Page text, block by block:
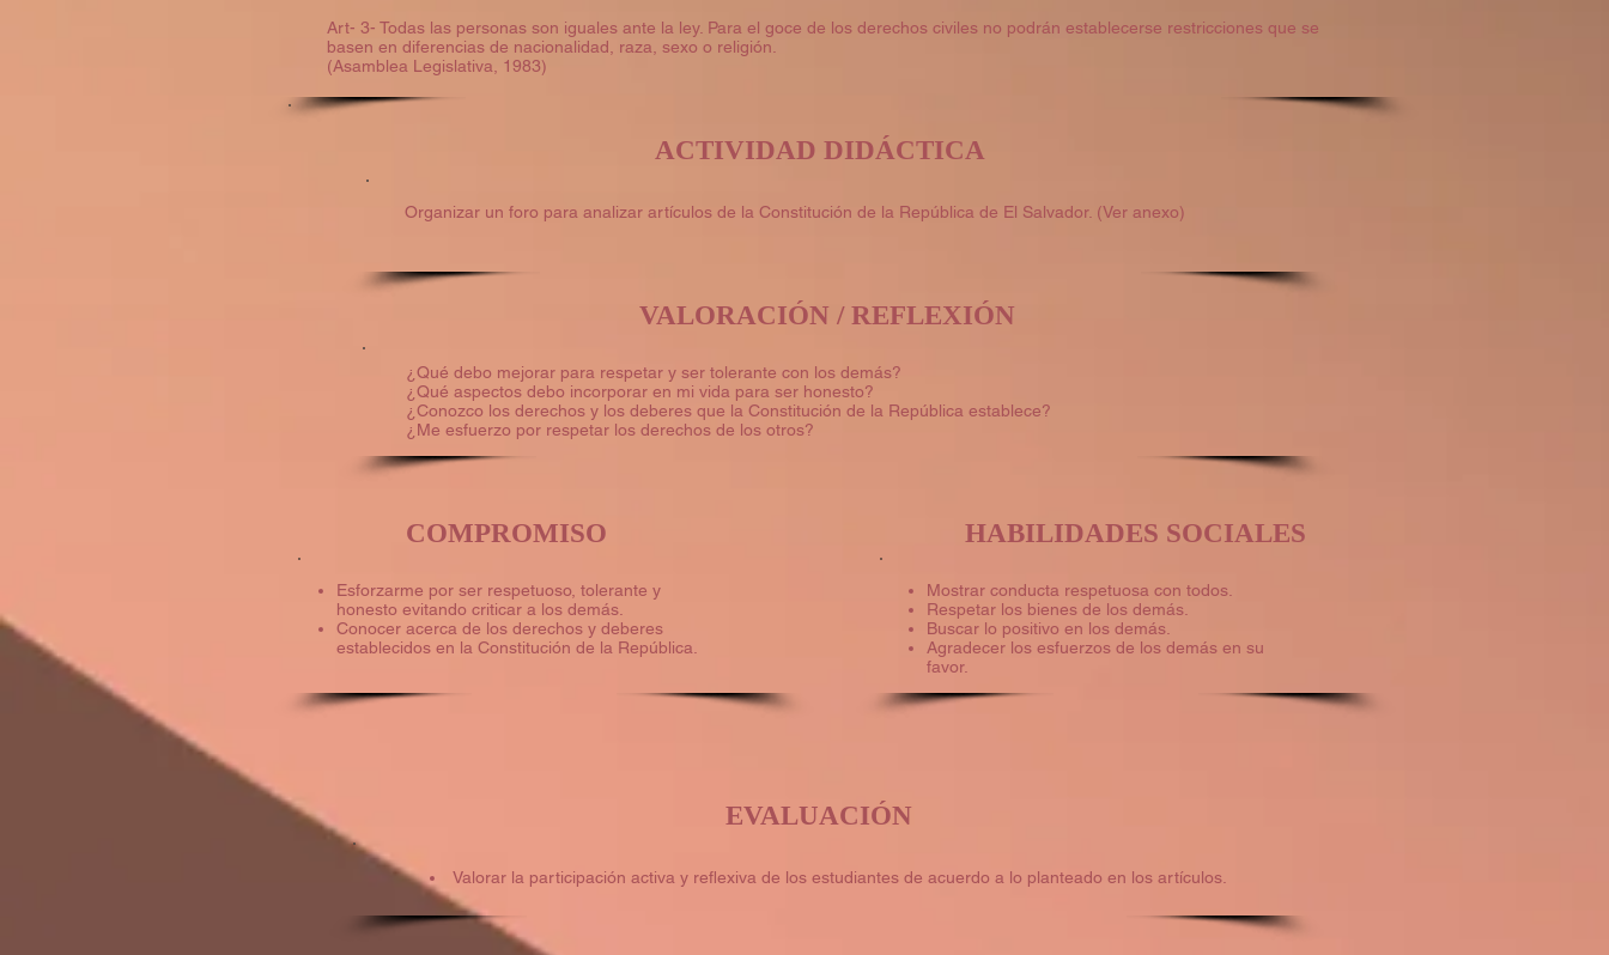
Art- 3- Todas las personas son iguales ante la ley. Para el goce de los derechos civiles no podrán establecerse restricciones que se
basen en diferencias de nacionalidad, raza, sexo o religión.
(Asamblea Legislativa, 1983)
ACTIVIDAD DIDÁCTICA
Organizar un foro para analizar artículos de la Constitución de la República de El Salvador. (Ver anexo)
VALORACIÓN / REFLEXIÓN
¿Qué debo mejorar para respetar y ser tolerante con los demás?
¿Qué aspectos debo incorporar en mi vida para ser honesto?
¿Conozco los derechos y los deberes que la Constitución de la República establece?
¿Me esfuerzo por respetar los derechos de los otros?
COMPROMISO
Esforzarme por ser respetuoso, tolerante y
honesto evitando criticar a los demás.
Conocer acerca de los derechos y deberes
establecidos en la Constitución de la República.
HABILIDADES SOCIALES
Mostrar conducta respetuosa con todos.
Respetar los bienes de los demás.
Buscar lo positivo en los demás.
Agradecer los esfuerzos de los demás en su
favor.
EVALUACIÓN
Valorar la participación activa y reflexiva de los estudiantes de acuerdo a lo planteado en los artículos.